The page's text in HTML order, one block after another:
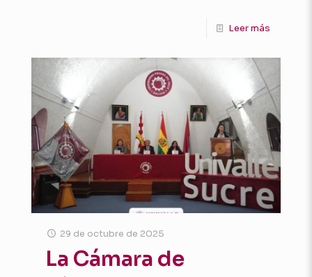
Leer más
29 de octubre de 2025
La Cámara de